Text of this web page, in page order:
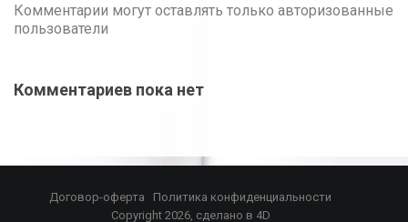
Комментарии могут оставлять только авторизованные
пользователи
Комментариев пока нет
Договор-оферта
Политика конфиденциальности
Copyright 2026, сделано в 4D